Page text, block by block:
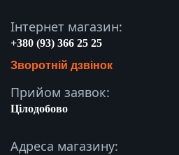
Інтернет магазин:
+380 (93) 366 25 25
Зворотній дзвінок
Прийом заявок:
Цілодобово
Адреса магазину: